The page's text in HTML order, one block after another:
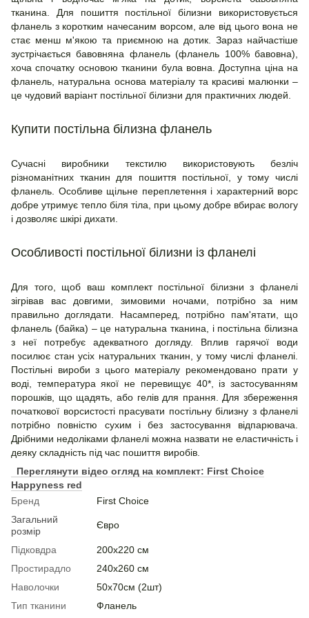
тканина. Для пошиття постільної білизни використовується
фланель з коротким начесаним ворсом, але від цього вона не
стає менш м'якою та приємною на дотик. Зараз найчастіше
зустрічається бавовняна фланель (фланель 100% бавовна),
хоча спочатку основою тканини була вовна. Доступна ціна на
фланель, натуральна основа матеріалу та красиві малюнки –
це чудовий варіант постільної білизни для практичних людей.
Купити постільна білизна фланель
Сучасні виробники текстилю використовують безліч
різноманітних тканин для пошиття постільної, у тому числі
фланель. Особливе щільне переплетення і характерний ворс
добре утримує тепло біля тіла, при цьому добре вбирає вологу
і дозволяє шкірі дихати.
Особливості постільної білизни із фланелі
Для того, щоб ваш комплект постільної білизни з фланелі
зігрівав вас довгими, зимовими ночами, потрібно за ним
правильно доглядати. Насамперед, потрібно пам'ятати, що
фланель (байка) – це натуральна тканина, і постільна білизна
з неї потребує адекватного догляду. Вплив гарячої води
посилює стан усіх натуральних тканин, у тому числі фланелі.
Постільні вироби з цього матеріалу рекомендовано прати у
воді, температура якої не перевищує 40*, із застосуванням
порошків, що щадять, або гелів для прання. Для збереження
початкової ворсистості прасувати постільну білизну з фланелі
потрібно повністю сухим і без застосування відпарювача.
Дрібними недоліками фланелі можна назвати не еластичність і
деяку складність під час пошиття виробів.
Переглянути відео огляд на комплект: First Choice
Happyness red
Бренд
First Choice
Загальний
розмір
Євро
Підковдра
200х220 см
Простирадло
240х260 см
Наволочки
50х70см (2шт)
Тип тканини
Фланель